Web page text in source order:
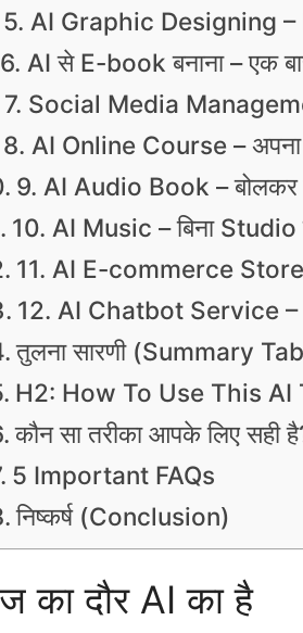
5. AI Graphic Designing –
6. AI से E-book बनाना – एक
7. Social Media
8. AI Online Course – अपना
9. AI Audio Book – बोलकर
10. AI Music – बिना Studio
11. AI E-commerce
12. AI Chatbot Service –
तुलना सारणी (Summary
H2: How To Use This AI
कौन सा तरीका आपके लिए सही
5 Important FAQs
निष्कर्ष (Conclusion)
का दौर AI का है